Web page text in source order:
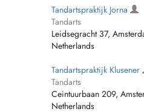
Tandartspraktijk Jorna
Tandarts
Leidsegracht 37,
Netherlands
Tandartspraktijk Klusener
Tandarts
Ceintuurbaan 209,
Netherlands